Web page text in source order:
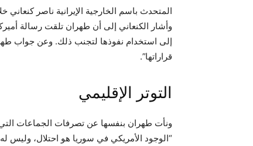
المتحدث باسم الخارجية الإيرانية ناصر
وأشار الكنعاني إلى أن طهران تلقت رسالة
إلى استخدام نفوذها لتجنب ذلك. وعن جواب
قراراتها”.
التوتر الإقليمي
ونأت طهران بنفسها عن تصرفات الجماعات التي
“الوجود الأمريكي في سوريا هو احتلال، وليس